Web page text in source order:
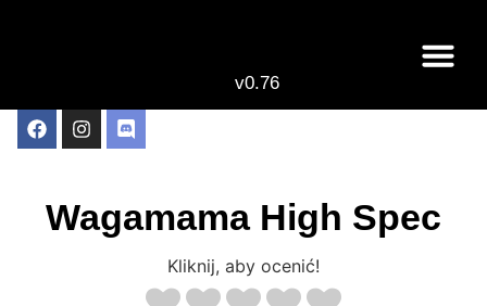
v0.76
Wagamama High Spec
Kliknij, aby ocenić!